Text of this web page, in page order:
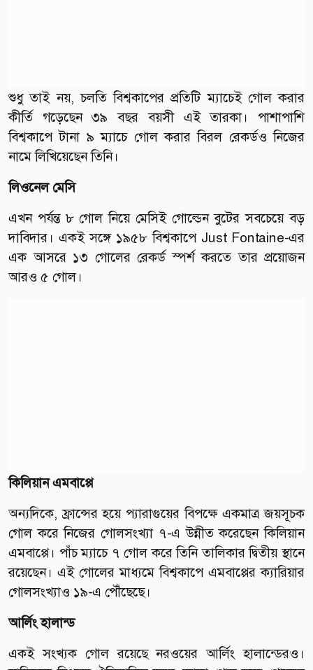
শুধু তাই নয়, চলতি বিশ্বকাপের প্রতিটি ম্যাচেই গোল করার
কীর্তি গড়েছেন ৩৯ বছর বয়সী এই তারকা। পাশাপাশি
বিশ্বকাপে টানা ৯ ম্যাচে গোল করার বিরল রেকর্ডও নিজের
নামে লিখিয়েছেন তিনি।
লিওনেল মেসি
এখন পর্যন্ত ৮ গোল নিয়ে মেসিই গোল্ডেন বুটের সবচেয়ে বড়
দাবিদার। একই সঙ্গে ১৯৫৮ বিশ্বকাপে Just Fontaine-এর
এক আসরে ১৩ গোলের রেকর্ড স্পর্শ করতে তার প্রয়োজন
আরও ৫ গোল।
কিলিয়ান এমবাপ্পে
অন্যদিকে, ফ্রান্সের হয়ে প্যারাগুয়ের বিপক্ষে একমাত্র জয়সূচক
গোল করে নিজের গোলসংখ্যা ৭-এ উন্নীত করেছেন কিলিয়ান
এমবাপ্পে। পাঁচ ম্যাচে ৭ গোল করে তিনি তালিকার দ্বিতীয় স্থানে
রয়েছেন। এই গোলের মাধ্যমে বিশ্বকাপে এমবাপ্পের ক্যারিয়ার
গোলসংখ্যাও ১৯-এ পৌঁছেছে।
আর্লিং হালান্ড
একই সংখ্যক গোল রয়েছে নরওয়ের আর্লিং হালান্ডেরও।